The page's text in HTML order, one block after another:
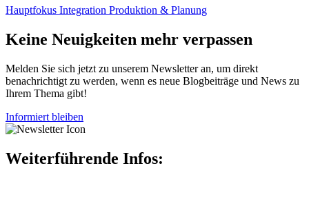
Hauptfokus Integration Produktion & Planung
Keine Neuigkeiten mehr verpassen
Melden Sie sich jetzt zu unserem Newsletter an, um direkt
benachrichtigt zu werden, wenn es neue Blogbeiträge und News zu
Ihrem Thema gibt!
Informiert bleiben
Weiterführende Infos: